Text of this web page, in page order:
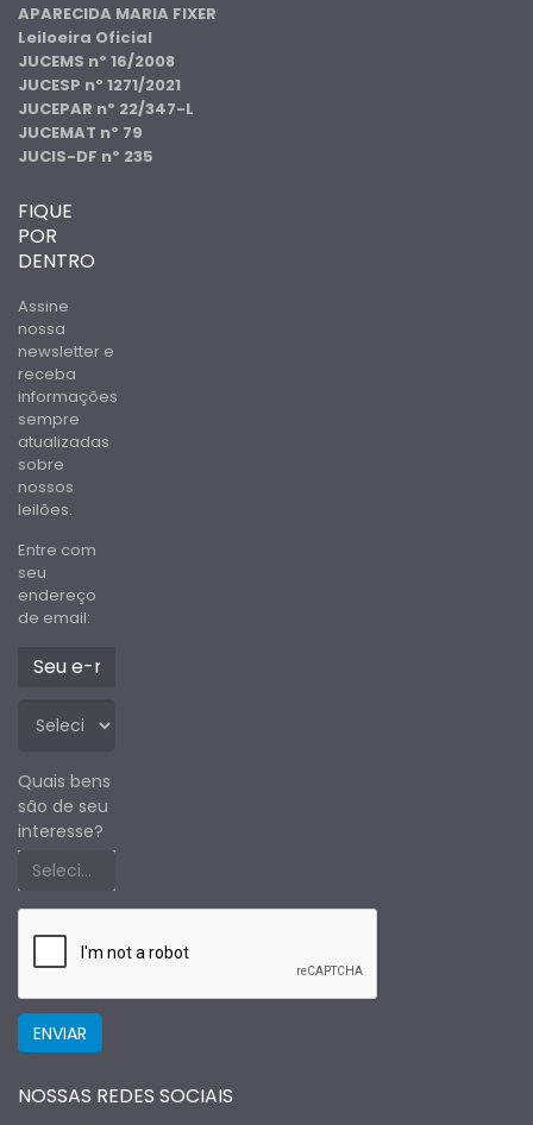
APARECIDA MARIA FIXER
Leiloeira Oficial
JUCEMS nº 16/2008
JUCESP nº 1271/2021
JUCEPAR nº 22/347-L
JUCEMAT nº 79
JUCIS-DF nº 235
FIQUE
POR
DENTRO
Assine
nossa
newsletter e
receba
informações
sempre
atualizadas
sobre
nossos
leilões.
Entre com
seu
endereço
de email:
Quais bens
são de seu
interesse?
Selecione um estado primeiro
NOSSAS REDES SOCIAIS